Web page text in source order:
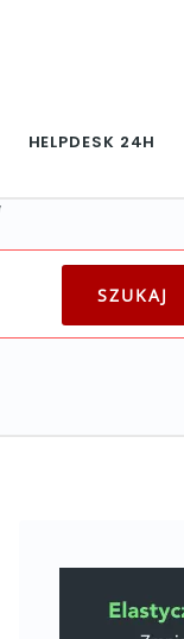
HELPDESK 24H